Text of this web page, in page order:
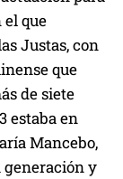
el que
Justas, con
que
de siete
estaba en
Mancebo,
generación y